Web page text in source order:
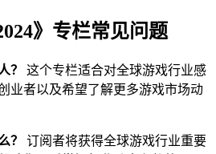
》专栏常见问题
？
这个专栏适合对全球游戏行业感
业者以及希望了解更多游戏市场动
？
订阅者将获得全球游戏行业重要